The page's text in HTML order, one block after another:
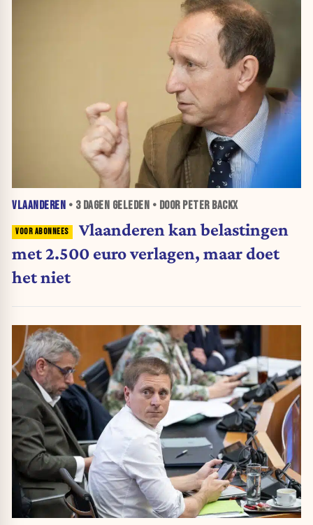
VLAANDEREN • 3 DAGEN GELEDEN • DOOR PETER BACKX
Vlaanderen kan belastingen
met 2.500 euro verlagen, maar doet
het niet